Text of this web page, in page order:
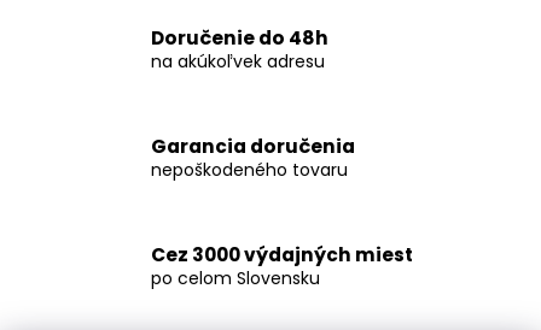
Doručenie do 48h
na akúkoľvek adresu
Garancia doručenia
nepoškodeného tovaru
Cez 3000 výdajných miest
po celom Slovensku